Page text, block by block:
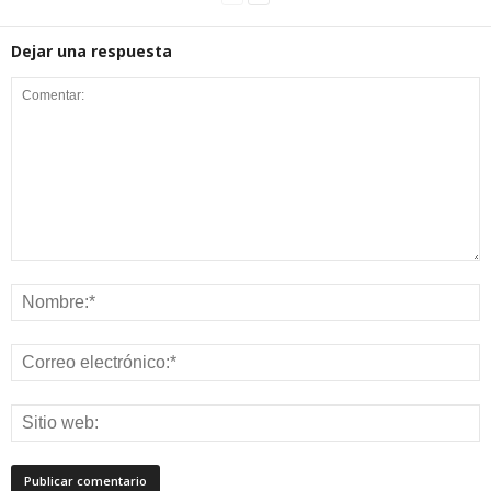
Dejar una respuesta